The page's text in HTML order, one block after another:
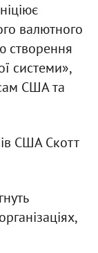
валютного
створення
системи»,
США та
США Скотт